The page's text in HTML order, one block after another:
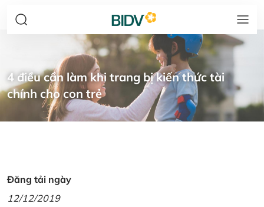
4 điều cần làm khi trang bị kiến thức tài
chính cho con trẻ
Đăng tải ngày
12/12/2019